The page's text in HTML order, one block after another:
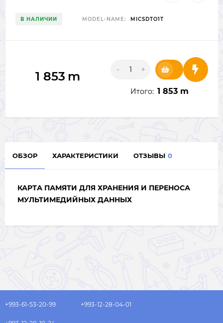
В НАЛИЧИИ MODEL-NAME: MICSDTO1T
1 853 m - +
Итого: 1 853 m
ОБЗОР ХАРАКТЕРИСТИКИ ОТЗЫВЫ 0
КАРТА ПАМЯТИ ДЛЯ ХРАНЕНИЯ И ПЕРЕНОСА
МУЛЬТИМЕДИЙНЫХ ДАННЫХ
+993-61-53-20-99 +993-12-28-04-01